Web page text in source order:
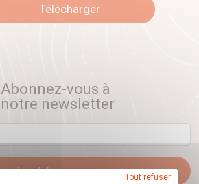
Télécharger
Abonnez-vous à
notre newsletter
Je m'abonne Tout refuser